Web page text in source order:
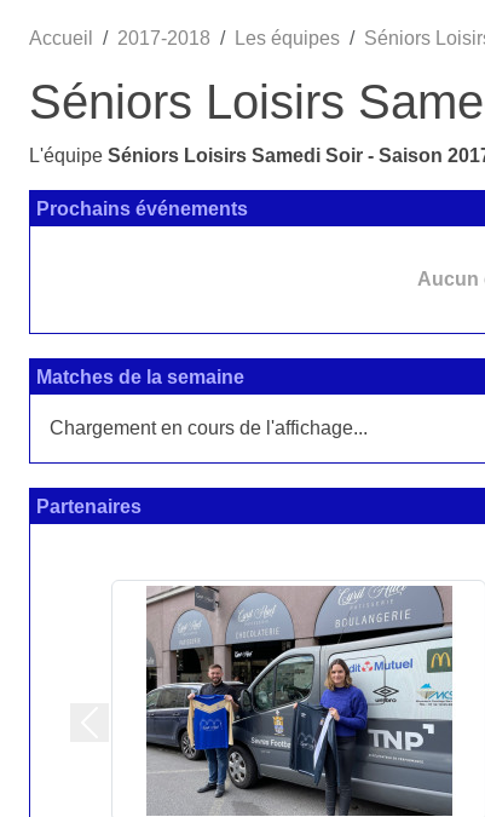
Accueil 2017-2018 Les équipes Séniors
Séniors Loisirs
L'équipe Séniors Loisirs Samedi Soir - Saison
Prochains événements
Aucun
Matches de la semaine
Chargement en cours de l'affichage...
Partenaires
Précedent